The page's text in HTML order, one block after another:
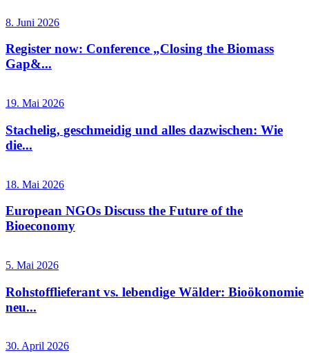
8. Juni 2026
Register now: Conference „Closing the Biomass
Gap&...
19. Mai 2026
Stachelig, geschmeidig und alles dazwischen: Wie
die...
18. Mai 2026
European NGOs Discuss the Future of the
Bioeconomy
5. Mai 2026
Rohstofflieferant vs. lebendige Wälder: Bioökonomie
neu...
30. April 2026